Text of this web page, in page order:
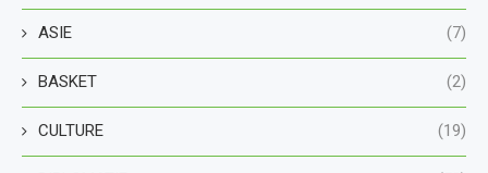
ASIE (7)
BASKET (2)
CULTURE (19)